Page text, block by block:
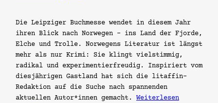
Die Leipziger Buchmesse wendet in diesem Jahr
ihren Blick nach Norwegen – ins Land der Fjorde,
Elche und Trolle. Norwegens Literatur ist längst
mehr als nur Krimi: Sie klingt vielstimmig,
radikal und experimentierfreudig. Inspiriert vom
diesjährigen Gastland hat sich die litaffin-
Redaktion auf die Suche nach spannenden
aktuellen Autor*innen gemacht. Weiterlesen